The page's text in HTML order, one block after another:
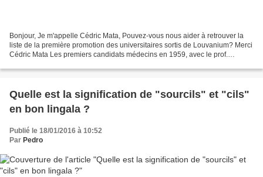
Bonjour, Je m'appelle Cédric Mata, Pouvez-vous nous aider à retrouver la
liste de la première promotion des universitaires sortis de Louvanium? Merci
Cédric Mata Les premiers candidats médecins en 1959, avec le prof.
Quelle est la signification de "sourcils" et "cils"
en bon lingala ?
Publié le 18/01/2016 à 10:52
Par Pedro